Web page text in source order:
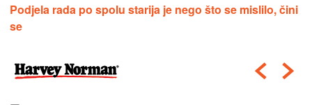
Podjela rada po spolu starija je nego što se mislilo, čini
se